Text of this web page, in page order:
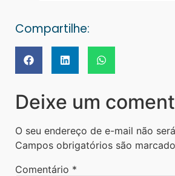
Compartilhe:
Deixe um
O seu endereço de e-mail não
Campos obrigatórios são
Comentário *